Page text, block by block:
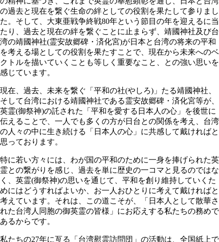
の過去と現在を繋ぐ生命の絆としての役割を果たして参りまし
た。そして、大東亜戦争終戦80年という節目の年を迎えるに当
たり、過去と現在の絆を繋ぐことに止まらず、靖國神社及び台
湾の靖國神社(霊安故郷碑・済化宮)が日本と台湾の将来の平和
を考える場としての役割を果たすことで、現在から未来へのベ
クトルを描いていくことも等しく重要なこと、との強い思いを
感じています。
現在、過去、未来を繋ぐ「平和の社(やしろ)」たる靖國神社、
そして台湾における靖國神社である霊安故郷碑・済化宮等が、
英霊(御祭神)の託された「平和を愛する日本人の心」を後世に
伝えることで、一人でも多くの方が日台との関係を考え、台湾
の人々の中に生き続ける「日本人の心」に共感して戴ければと
思っております。
特に若い方々には、わが国の平和のために一身を捧げられた英
霊との繋がりを感じ、過去を単に歴史の一コマと見るのではな
く、英霊(御祭神)の思いを通じて、平和を創り維持していくた
めにはどうすればよいか、お一人おひとりに考えて戴ければと
考えています。それは、この道こそが、「日本人として散華さ
れた台湾人同胞の御英霊の皆様」にお応えする私たちの務めで
あるからです。
私たちの27年に亙る「台湾慰霊訪問団」の活動は、全国紙上で